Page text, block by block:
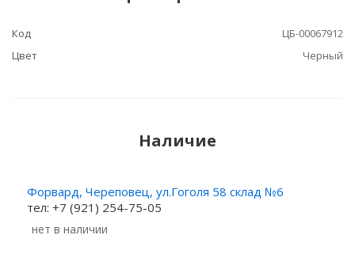
Код
ЦБ-00067912
Цвет
Черный
Наличие
Форвард, Череповец, ул.Гоголя 58 склад №6
тел: +7 (921) 254-75-05
Нет в наличии